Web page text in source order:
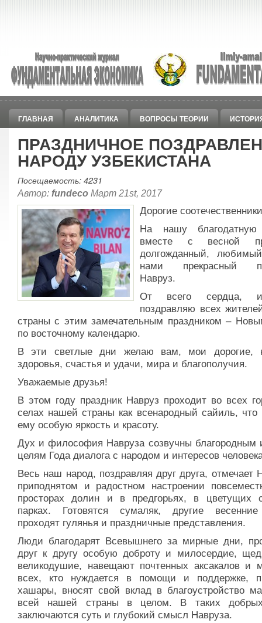
ГЛАВНАЯ АНАЛИТИКА ВОПРОСЫ ТЕОРИИ
ПРАЗДНИЧНОЕ
НАРОДУ УЗБЕКИСТАНА
Посещаемость: 4231
Автор: fundeco Март 21st, 2017
Дорогие
На нашу
вместе с весной
долгожданный,
нами прекрасный
Навруз.
От всего сердца,
поздравляю всех
страны с этим замечательным праздником –
по восточному календарю.
В эти светлые дни желаю вам, мои дорогие,
здоровья, счастья и удачи, мира и благополучия.
Уважаемые друзья!
В этом году праздник Навруз проходит во всех
селах нашей страны как всенародный сайиль, что
ему особую яркость и красоту.
Дух и философия Навруза созвучны благородным
целям Года диалога с народом и интересов
Весь наш народ, поздравляя друг друга, отмечает
приподнятом и радостном настроении
просторах долин и в предгорьях, в цветущих
парках. Готовятся сумаляк, другие
проходят гулянья и праздничные представления.
Люди благодарят Всевышнего за мирные дни,
друг к другу особую доброту и милосердие,
великодушие, навещают почтенных аксакалов и
всех, кто нуждается в помощи и поддержке,
хашары, вносят свой вклад в благоустройство
всей нашей страны в целом. В таких
заключаются суть и глубокий смысл Навруза.